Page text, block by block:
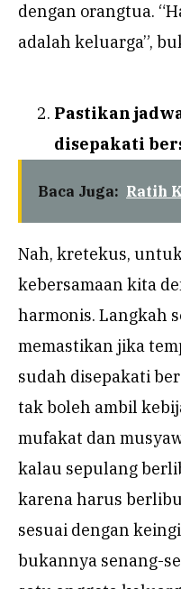
dengan orangtua.
adalah keluarga”,
Pastikan
disepakati
Baca Juga: Ratih
Nah, kretekus,
kebersamaan kita
harmonis. Langkah
memastikan jika
sudah disepakati
tak boleh ambil
mufakat dan
kalau sepulang
karena harus
sesuai dengan
bukannya senang-